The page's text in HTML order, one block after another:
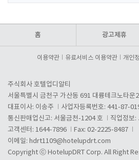
홈 광고제휴
이용약관 유료서비스 이용약관 개인
주식회사 호텔업디알티
서울특별시 금천구 가산동 691 대륭테크노타운
대표이사: 이송주
사업자등록번호: 441-87-
통신판매업신고: 서울금천-1204 호
직업정보
고객센터: 1644-7896
Fax: 02-2225-8487
이메일: hdrt1109@hotelupdrt.com
Copyright ⓒ HotelupDRT Corp. All Right